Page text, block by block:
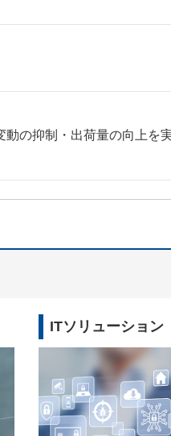
の抑制・出荷量の向上を
ITソリューション